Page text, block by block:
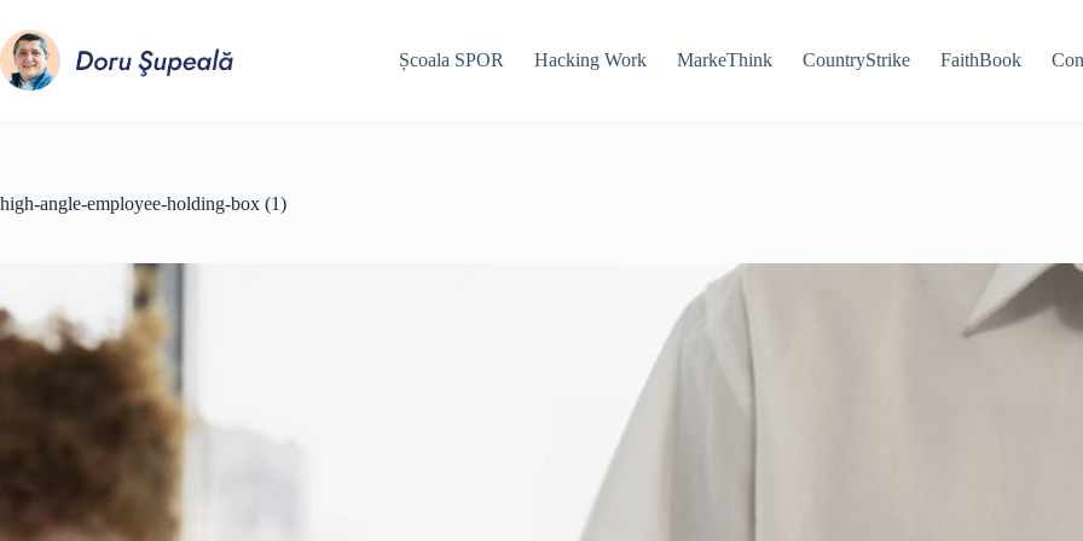
conținut
Școala SPOR Hacking Work MarkeThink CountryStrike FaithBook
high-angle-employee-holding-box (1)